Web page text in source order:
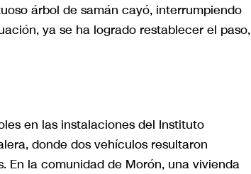
árbol de samán cayó, interrumpiendo
ya se ha logrado restablecer el paso,
en las instalaciones del Instituto
donde dos vehículos resultaron
En la comunidad de Morón, una vivienda